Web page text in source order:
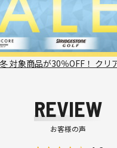
冬 対象商品が30％OFF！ クリ
REVIEW
お客様の声